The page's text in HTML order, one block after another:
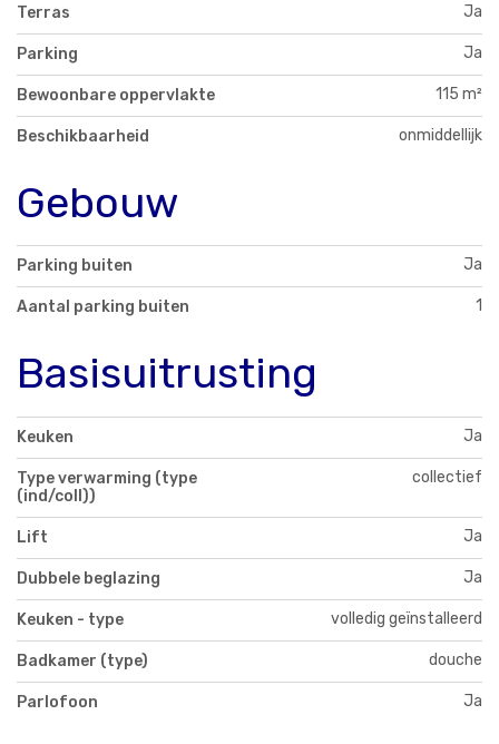
Terras Ja
Parking Ja
Bewoonbare oppervlakte 115 m²
Beschikbaarheid onmiddellijk
Gebouw
Parking buiten Ja
Aantal parking buiten 1
Basisuitrusting
Keuken Ja
Type verwarming (type
(ind/coll))
collectief
Lift Ja
Dubbele beglazing Ja
Keuken - type volledig geïnstalleerd
Badkamer (type) douche
Parlofoon Ja